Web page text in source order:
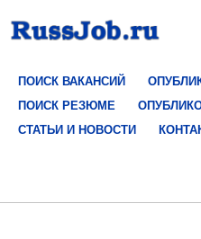
ПОИСК ВАКАНСИЙ
ПОИСК РЕЗЮМЕ
СТАТЬИ И НОВОСТИ